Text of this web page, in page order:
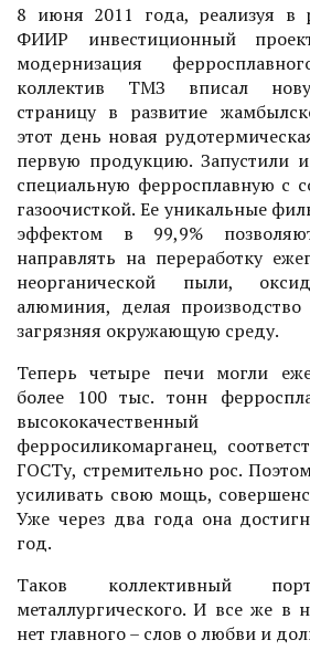
8 июня 2011 года, реализуя в
ФИИР инвестиционный
модернизация
коллектив ТМЗ вписал
страницу в развитие
этот день новая
первую продукцию.
специальную ферросплавную с
газоочисткой. Ее уникальные
эффектом в 99,9%
направлять на переработку
неорганической пыли,
алюминия, делая
загрязняя окружающую среду.
Теперь четыре печи могли
более 100 тыс. тонн
ферросиликомарганец,
ГОСТу, стремительно рос.
усиливать свою мощь,
Уже через два года она
год.
Таков коллективный
металлургического. И все же
нет главного – слов о любви и